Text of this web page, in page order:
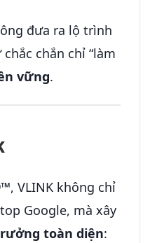
đưa ra lộ trình
chắn chỉ “làm
vững.
, VLINK không chỉ
Google, mà xây
toàn diện: